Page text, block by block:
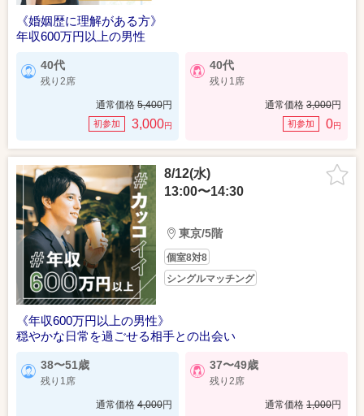
《婚姻歴に理解がある方》
年収600万円以上の男性
40代
残り2席
通常価格 5,400円
初参加 3,000円
40代
残り1席
通常価格 3,000円
初参加 0円
8/12(水)
13:00〜14:30
東京/5階
個室8対8
シングルマッチング
《年収600万円以上の男性》
穏やかな日常を過ごせる相手との出会い
38〜51歳
残り1席
通常価格 4,000円
37〜49歳
残り2席
通常価格 1,000円